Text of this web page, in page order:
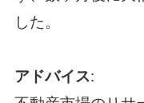
した。
アドバイス: